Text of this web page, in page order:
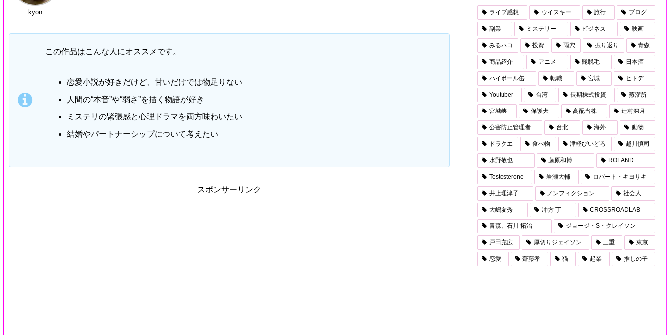
kyon
この作品はこんな人にオススメです。
恋愛小説が好きだけど、甘いだけでは物足りない
人間の“本音”や“弱さ”を描く物語が好き
ミステリの緊張感と心理ドラマを両方味わいたい
結婚やパートナーシップについて考えたい
スポンサーリンク
ライブ感想 ウイスキー 旅行 ブログ
副業 ミステリー ビジネス 映画
みるハコ 投資 雨穴 振り返り 青森
商品紹介 アニメ 髭脱毛 日本酒
ハイボール缶 転職 宮城 ヒトデ
Youtuber 台湾 長期株式投資 蒸溜所
宮城峡 保護犬 高配当株 辻村深月
公害防止管理者 台北 海外 動物
ドラクエ 食べ物 津軽びいどろ 越川慎司
水野敬也 藤原和博 ROLAND
Testosterone 岩瀬大輔 ロバート・キヨサキ
井上理津子 ノンフィクション 社会人
大嶋友秀 冲方 丁 CROSSROADLAB
青森、石川 拓治 ジョージ・S・クレイソン
戸田充広 厚切りジェイソン 三重 東京
恋愛 齋藤孝 猫 起業 推しの子